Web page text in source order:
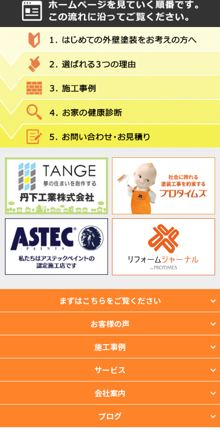
まずはこちらをご覧ください
お客様の声
施工事例
サービス
会社案内
ブログ